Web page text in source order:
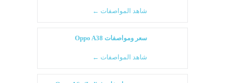
شاهد المواصفات ←
سعر ومواصفات Oppo A38
شاهد المواصفات ←